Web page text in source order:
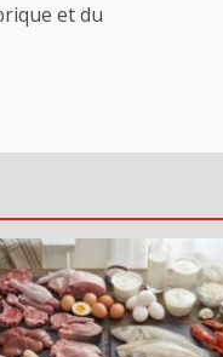
et du